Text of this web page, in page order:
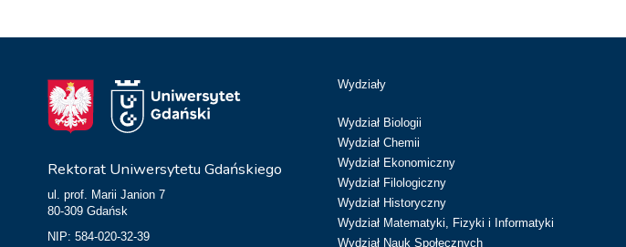
Rektorat Uniwersytetu Gdańskiego
ul. prof. Marii Janion 7
80-309 Gdańsk
NIP: 584-020-32-39
Wydziały
Wydział Biologii
Wydział Chemii
Wydział Ekonomiczny
Wydział Filologiczny
Wydział Historyczny
Wydział Matematyki, Fizyki i Informatyki
Wydział Nauk Społecznych